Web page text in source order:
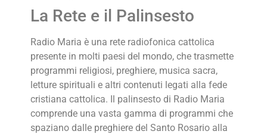
La Rete e il Palinsesto
Radio Maria è una rete radiofonica cattolica
presente in molti paesi del mondo, che trasmette
programmi religiosi, preghiere, musica sacra,
letture spirituali e altri contenuti legati alla fede
cristiana cattolica. Il palinsesto di Radio Maria
comprende una vasta gamma di programmi che
spaziano dalle preghiere del Santo Rosario alla